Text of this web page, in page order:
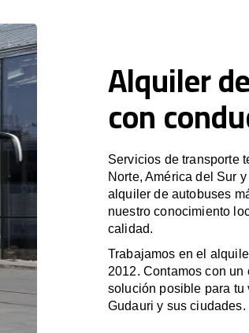
Alquiler
con
Servicios de transporte
Norte, América del Sur
alquiler de autobuses
nuestro conocimiento
calidad.
Trabajamos en el
2012. Contamos con
solución posible para tu
Gudauri y sus ciudades.